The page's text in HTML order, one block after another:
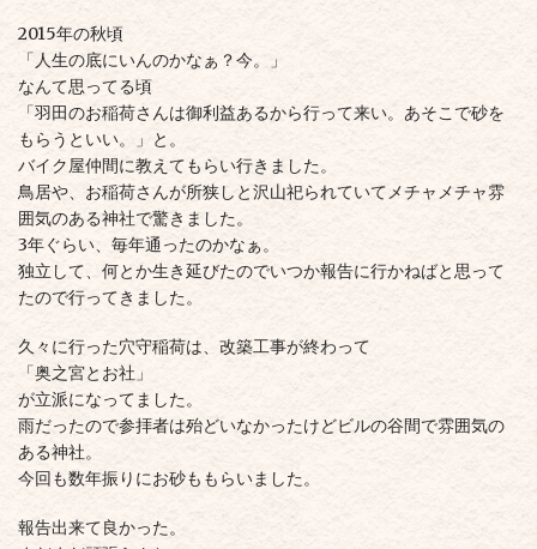
2015年の秋頃
「人生の底にいんのかなぁ？今。」
なんて思ってる頃
「羽田のお稲荷さんは御利益あるから行って来い。 あそこで砂を
もらうといい。」と。
バイク屋仲間に教えてもらい行きました。
鳥居や、お稲荷さんが所狭しと沢山祀られていてメチャメチャ雰
囲気のある神社で驚きました。
3年ぐらい、毎年通ったのかなぁ。
独立して、何とか生き延びたのでいつか報告に行かねばと思って
たので行ってきました。
久々に行った穴守稲荷は、改築工事が終わって
「奥之宮とお社」
が立派になってました。
雨だったので参拝者は殆どいなかったけどビルの谷間で雰囲気の
ある神社。
今回も数年振りにお砂ももらいました。
報告出来て良かった。